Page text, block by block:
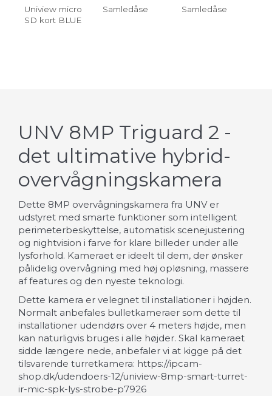
Uniview micro
SD kort BLUE
Samledåse Samledåse
UNV 8MP Triguard 2 -
det ultimative hybrid-
overvågningskamera
Dette 8MP overvågningskamera fra UNV er
udstyret med smarte funktioner som intelligent
perimeterbeskyttelse, automatisk scenejustering
og nightvision i farve for klare billeder under alle
lysforhold. Kameraet er ideelt til dem, der ønsker
pålidelig overvågning med høj opløsning, massere
af features og den nyeste teknologi.
Dette kamera er velegnet til installationer i højden.
Normalt anbefales bulletkameraer som dette til
installationer udendørs over 4 meters højde, men
kan naturligvis bruges i alle højder. Skal kameraet
sidde længere nede, anbefaler vi at kigge på det
tilsvarende turretkamera: https://ipcam-
shop.dk/udendoers-12/uniview-8mp-smart-turret-
ir-mic-spk-lys-strobe-p7926